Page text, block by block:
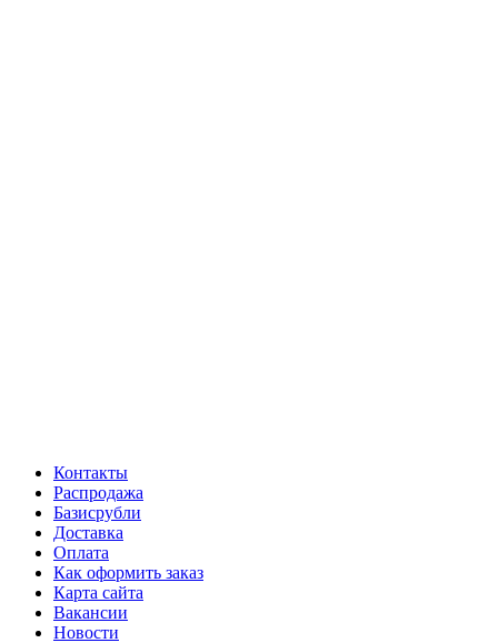
Контакты
Распродажа
Базисрубли
Доставка
Оплата
Как оформить заказ
Карта сайта
Вакансии
Новости